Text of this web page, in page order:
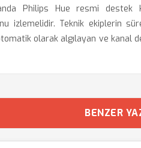
Philips Hue resmi
izlemelidir. Teknik ekiplerin
olarak algılayan ve kanal
BENZER